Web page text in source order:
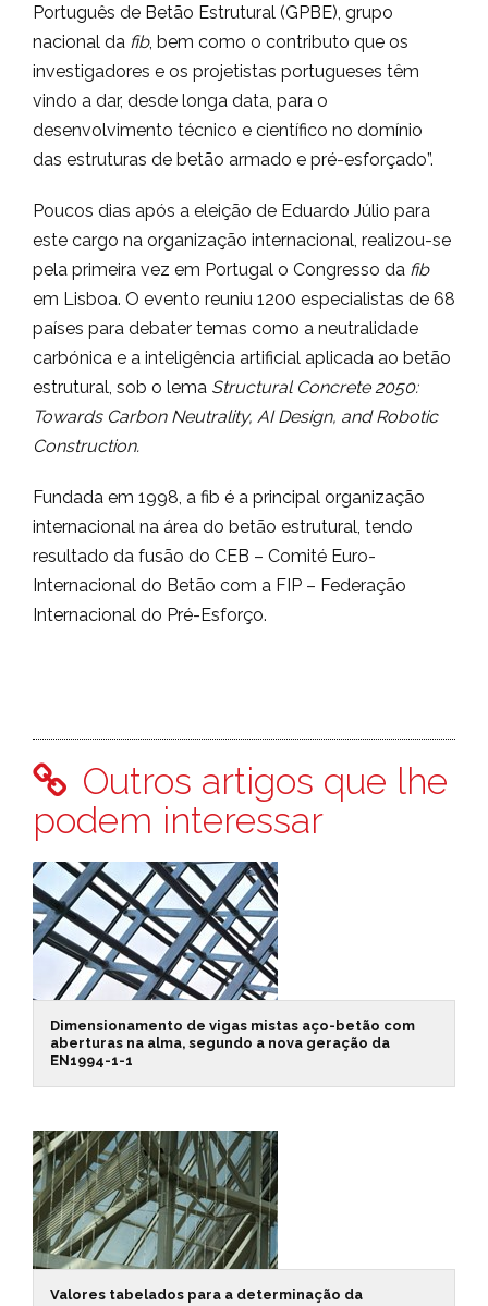
Português de Betão Estrutural (GPBE), grupo
nacional da fib, bem como o contributo que os
investigadores e os projetistas portugueses têm
vindo a dar, desde longa data, para o
desenvolvimento técnico e científico no domínio
das estruturas de betão armado e pré-esforçado”.
Poucos dias após a eleição de Eduardo Júlio para
este cargo na organização internacional, realizou-se
pela primeira vez em Portugal o Congresso da fib
em Lisboa. O evento reuniu 1200 especialistas de 68
países para debater temas como a neutralidade
carbónica e a inteligência artificial aplicada ao betão
estrutural, sob o lema Structural Concrete 2050:
Towards Carbon Neutrality, AI Design, and Robotic
Construction.
Fundada em 1998, a fib é a principal organização
internacional na área do betão estrutural, tendo
resultado da fusão do CEB – Comité Euro-
Internacional do Betão com a FIP – Federação
Internacional do Pré-Esforço.
Outros artigos que lhe
podem interessar
Dimensionamento de vigas mistas aço-betão com
aberturas na alma, segundo a nova geração da
EN1994-1-1
Valores tabelados para a determinação da